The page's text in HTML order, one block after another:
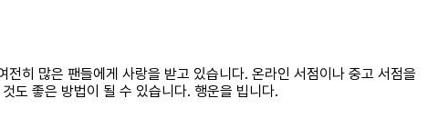
히 많은 팬들에게 사랑을 받고 있습니다. 온라인 서점이나 중고 서점을
도 좋은 방법이 될 수 있습니다. 행운을 빕니다.